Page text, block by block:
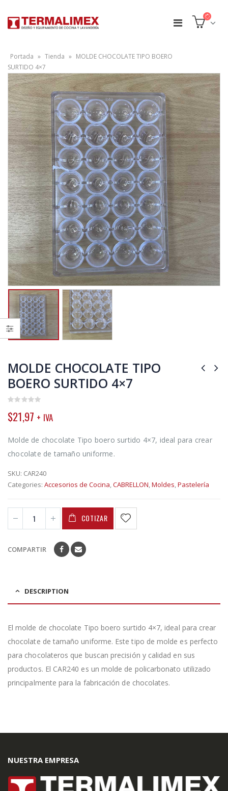
Portada » Tienda » MOLDE CHOCOLATE TIPO BOERO
SURTIDO 4×7
MOLDE CHOCOLATE TIPO
BOERO SURTIDO 4×7
out
of
$21,97 + IVA
Molde de chocolate Tipo boero surtido 4×7, ideal para crear
chocolate de tamaño uniforme.
SKU: CAR240
Categories: Accesorios de Cocina,CABRELLON,Moldes,Pastelería
COTIZAR
COMPARTIR
DESCRIPTION
El molde de chocolate Tipo boero surtido 4×7, ideal para crear
chocolate de tamaño uniforme. Este tipo de molde es perfecto
para chocolateros que buscan precisión y calidad en sus
productos. El CAR240 es un molde de policarbonato utilizado
principalmente para la fabricación de chocolates.
NUESTRA EMPRESA